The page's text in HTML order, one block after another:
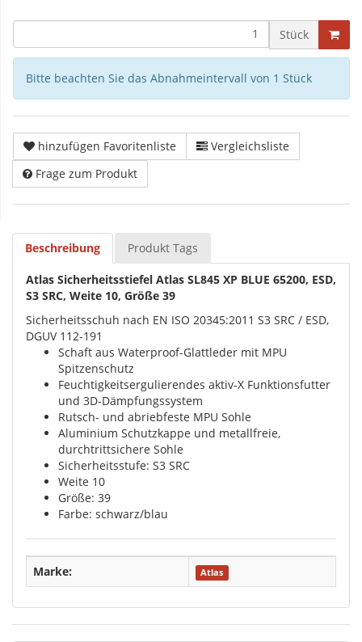
Stück
Bitte beachten Sie das Abnahmeintervall von 1 Stück
hinzufügen Favoritenliste
Vergleichsliste
Frage zum Produkt
Beschreibung Produkt Tags
Atlas Sicherheitsstiefel Atlas SL845 XP BLUE 65200, ESD,
S3 SRC, Weite 10, Größe 39
Sicherheitsschuh nach EN ISO 20345:2011 S3 SRC / ESD,
DGUV 112-191
Schaft aus Waterproof-Glattleder mit MPU
Spitzenschutz
Feuchtigkeitsergulierendes aktiv-X Funktionsfutter
und 3D-Dämpfungssystem
Rutsch- und abriebfeste MPU Sohle
Aluminium Schutzkappe und metallfreie,
durchtrittsichere Sohle
Sicherheitsstufe: S3 SRC
Weite 10
Größe: 39
Farbe: schwarz/blau
Marke: Atlas